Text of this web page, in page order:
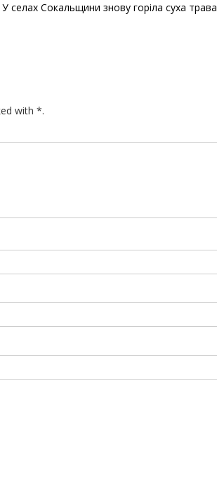
У селах Сокальщини знову горіла суха трава
with *.